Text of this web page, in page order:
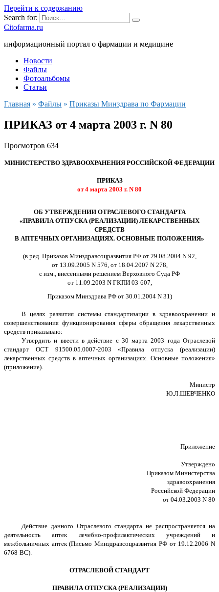
Перейти к содержанию
Search for:
Citofarma.ru
информационный портал о фармации и медицине
Новости
Файлы
Фотоальбомы
Статьи
Главная » Файлы » Приказы Минздрава по Фармации
ПРИКАЗ от 4 марта 2003 г. N 80
Просмотров 634
МИНИСТЕРСТВО ЗДРАВООХРАНЕНИЯ РОССИЙСКОЙ ФЕДЕРАЦИИ
ПРИКАЗ
от 4 марта 2003 г. N 80
ОБ УТВЕРЖДЕНИИ ОТРАСЛЕВОГО СТАНДАРТА
«ПРАВИЛА ОТПУСКА (РЕАЛИЗАЦИИ) ЛЕКАРСТВЕННЫХ
СРЕДСТВ
В АПТЕЧНЫХ ОРГАНИЗАЦИЯХ. ОСНОВНЫЕ ПОЛОЖЕНИЯ»
(в ред. Приказов Минздравсоцразвития РФ от 29.08.2004 N 92,
от 13.09.2005 N 576, от 18.04.2007 N 278,
с изм., внесенными решением Верховного Суда РФ
от 11.09.2003 N ГКПИ 03-607,
Приказом Минздрава РФ от 30.01.2004 N 31)
В целях развития системы стандартизации в здравоохранении и
совершенствования функционирования сферы обращения лекарственных
средств приказываю:
Утвердить и ввести в действие с 30 марта 2003 года Отраслевой
стандарт ОСТ 91500.05.0007-2003 «Правила отпуска (реализации)
лекарственных средств в аптечных организациях. Основные положения»
(приложение).
Министр
Ю.Л.ШЕВЧЕНКО
Приложение
Утверждено
Приказом Министерства
здравоохранения
Российской Федерации
от 04.03.2003 N 80
Действие данного Отраслевого стандарта не распространяется на
деятельность аптек лечебно-профилактических учреждений и
межбольничных аптек (Письмо Минздравсоцразвития РФ от 19.12.2006 N
6768-ВС).
ОТРАСЛЕВОЙ СТАНДАРТ
ПРАВИЛА ОТПУСКА (РЕАЛИЗАЦИИ)